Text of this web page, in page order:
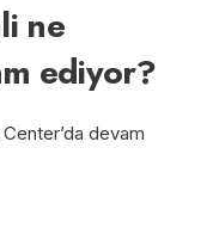
ne
ediyor?
devam